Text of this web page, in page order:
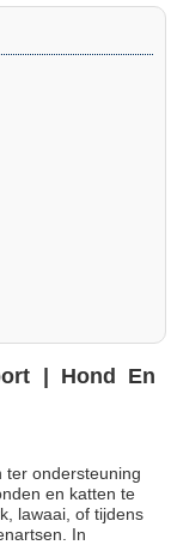
| Hond En
ter ondersteuning
en katten te
lawaai, of tijdens
In